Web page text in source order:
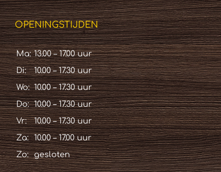
OPENINGSTIJDEN
Ma: 13.00 – 17.00 uur
Di:
10.00 – 17.30 uur
Wo: 10.00 – 17.30 uur
Do: 10.00 – 17.30 uur
Vr:
10.00 – 17.30 uur
Za:
10.00 – 17.00 uur
Zo:
gesloten